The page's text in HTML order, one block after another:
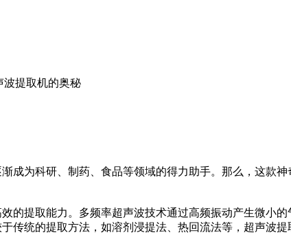
波提取机的奥秘
为科研、制药、食品等领域的得力助手。那么，这款神
的提取能力。多频率超声波技术通过高频振动产生微小
传统的提取方法，如溶剂浸提法、热回流法等，超声波